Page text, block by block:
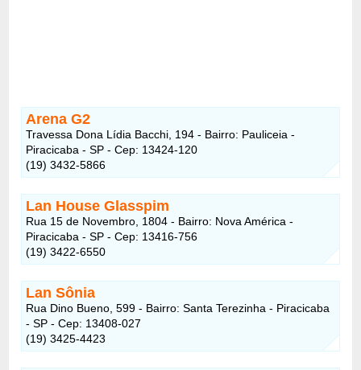
Arena G2
Travessa Dona Lídia Bacchi, 194 - Bairro: Pauliceia -
Piracicaba - SP - Cep: 13424-120
(19) 3432-5866
Lan House Glasspim
Rua 15 de Novembro, 1804 - Bairro: Nova América -
Piracicaba - SP - Cep: 13416-756
(19) 3422-6550
Lan Sônia
Rua Dino Bueno, 599 - Bairro: Santa Terezinha - Piracicaba
- SP - Cep: 13408-027
(19) 3425-4423